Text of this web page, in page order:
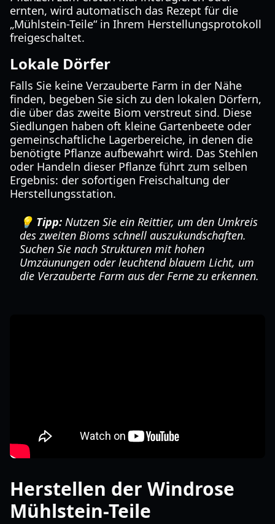
ernten, wird automatisch das Rezept für die
„Mühlstein-Teile“ in Ihrem Herstellungsprotokoll
freigeschaltet.
Lokale Dörfer
Falls Sie keine Verzauberte Farm in der Nähe
finden, begeben Sie sich zu den lokalen Dörfern,
die über das zweite Biom verstreut sind. Diese
Siedlungen haben oft kleine Gartenbeete oder
gemeinschaftliche Lagerbereiche, in denen die
benötigte Pflanze aufbewahrt wird. Das Stehlen
oder Handeln dieser Pflanze führt zum selben
Ergebnis: der sofortigen Freischaltung der
Herstellungsstation.
💡 Tipp: Nutzen Sie ein Reittier, um den Umkreis
des zweiten Bioms schnell auszukundschaften.
Suchen Sie nach Strukturen mit hohen
Umzäunungen oder leuchtend blauem Licht, um
die Verzauberte Farm aus der Ferne zu erkennen.
Herstellen der Windrose
Mühlstein-Teile